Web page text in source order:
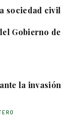
sociedad civil
Gobierno de
la invasión